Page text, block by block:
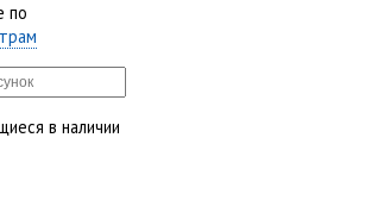
по
в наличии